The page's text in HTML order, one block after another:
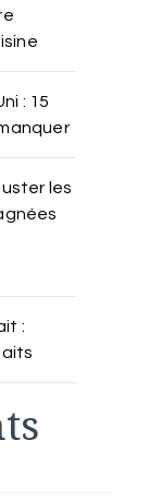
: 15
les
: